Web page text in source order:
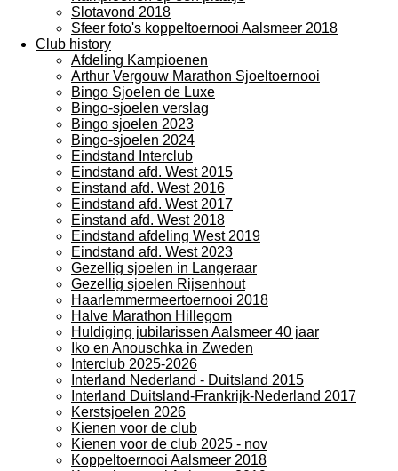
Slotavond 2018
Sfeer foto's koppeltoernooi Aalsmeer 2018
Club history
Afdeling Kampioenen
Arthur Vergouw Marathon Sjoeltoernooi
Bingo Sjoelen de Luxe
Bingo-sjoelen verslag
Bingo sjoelen 2023
Bingo-sjoelen 2024
Eindstand Interclub
Eindstand afd. West 2015
Einstand afd. West 2016
Eindstand afd. West 2017
Einstand afd. West 2018
Eindstand afdeling West 2019
Eindstand afd. West 2023
Gezellig sjoelen in Langeraar
Gezellig sjoelen Rijsenhout
Haarlemmermeertoernooi 2018
Halve Marathon Hillegom
Huldiging jubilarissen Aalsmeer 40 jaar
Iko en Anouschka in Zweden
Interclub 2025-2026
Interland Nederland - Duitsland 2015
Interland Duitsland-Frankrijk-Nederland 2017
Kerstsjoelen 2026
Kienen voor de club
Kienen voor de club 2025 - nov
Koppeltoernooi Aalsmeer 2018